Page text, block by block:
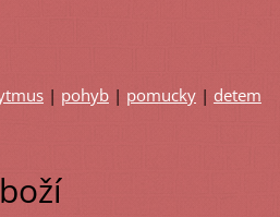
| pohyb | pomucky | detem